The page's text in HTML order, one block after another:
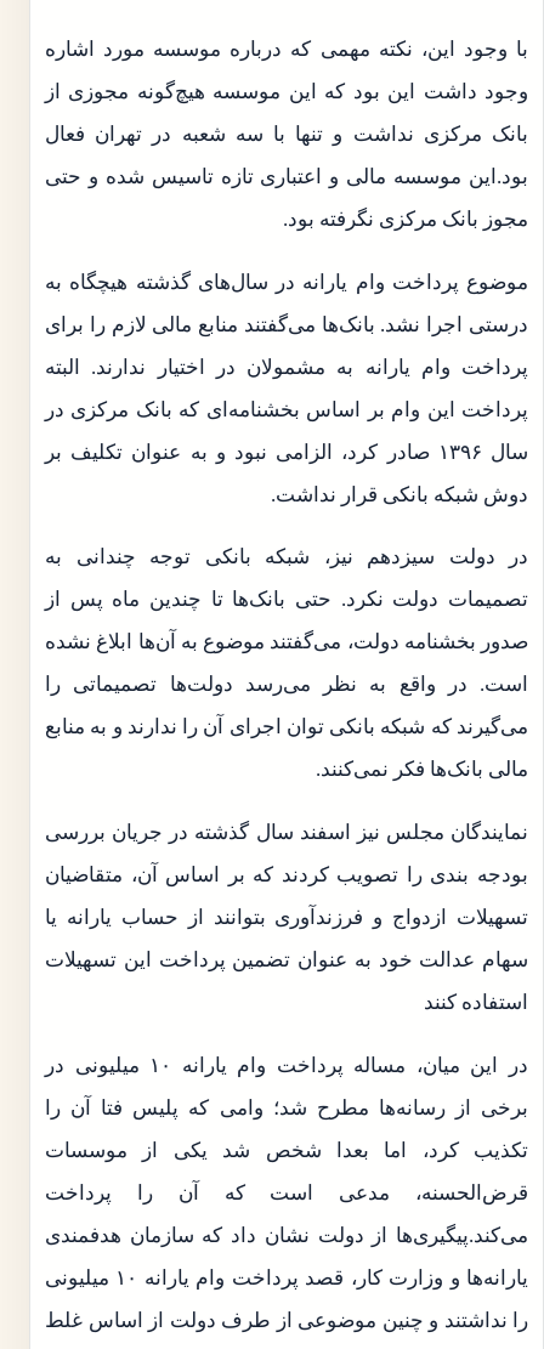
با وجود این، نکته مهمی که درباره موسسه مورد اشاره
وجود داشت این بود که این موسسه هیچ‌گونه مجوزی از
بانک مرکزی نداشت و تنها با سه شعبه در تهران فعال
بود.این موسسه مالی و اعتباری تازه تاسیس شده و حتی
مجوز بانک مرکزی نگرفته بود.
موضوع پرداخت وام یارانه در سال‌های گذشته هیچگاه به
درستی اجرا نشد. بانک‌ها می‌گفتند منابع مالی لازم را برای
پرداخت وام یارانه به مشمولان در اختیار ندارند. البته
پرداخت این وام بر اساس بخشنامه‌ای که بانک مرکزی در
سال ۱۳۹۶ صادر کرد، الزامی نبود و به عنوان تکلیف بر
دوش شبکه بانکی قرار نداشت.
در دولت سیزدهم نیز، شبکه بانکی توجه چندانی به
تصمیمات دولت نکرد. حتی بانک‌ها تا چندین ماه پس از
صدور بخشنامه دولت، می‌گفتند موضوع به آن‌ها ابلاغ نشده
است. در واقع به نظر می‌رسد دولت‌ها تصمیماتی را
می‌گیرند که شبکه بانکی توان اجرای آن را ندارند و به منابع
مالی بانک‌ها فکر نمی‌کنند.
نمایندگان مجلس نیز اسفند سال گذشته در جریان بررسی
بودجه بندی را تصویب کردند که بر اساس آن، متقاضیان
تسهیلات ازدواج و فرزندآوری بتوانند از حساب یارانه یا
سهام عدالت خود به عنوان تضمین پرداخت این تسهیلات
استفاده کنند
در این میان، مساله پرداخت وام یارانه ۱۰ میلیونی در
برخی از رسانه‌ها مطرح شد؛ وامی که پلیس فتا آن را
تکذیب کرد، اما بعدا شخص شد یکی از موسسات
قرض‌الحسنه، مدعی است که آن را پرداخت
می‌کند.پیگیری‌ها از دولت نشان داد که سازمان هدفمندی
یارانه‌ها و وزارت کار، قصد پرداخت وام یارانه ۱۰ میلیونی
را نداشتند و چنین موضوعی از طرف دولت از اساس غلط